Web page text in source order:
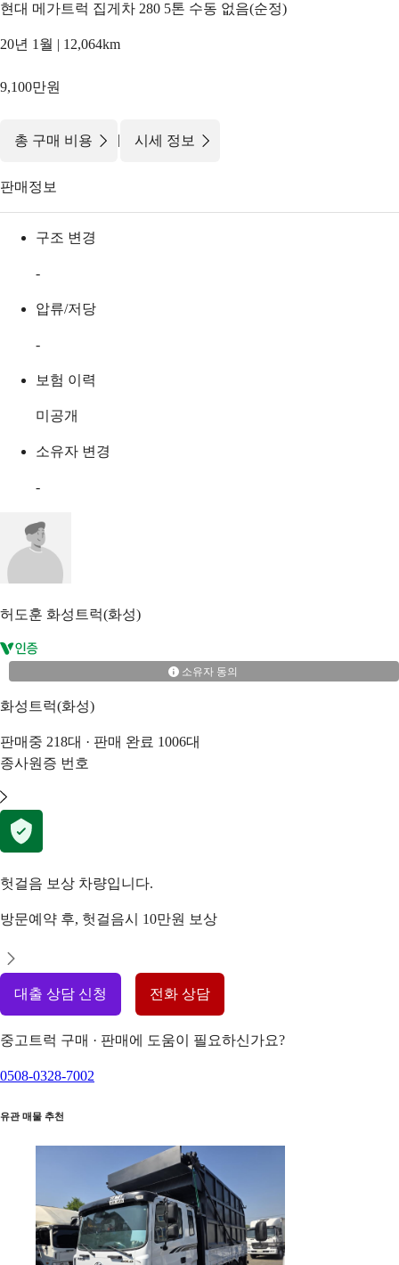
현대 메가트럭 집게차 280 5톤 수동 없음(순정)
20년 1월 | 12,064km
9,100만원
총 구매 비용 | 시세 정보
판매정보
구조 변경
-
압류/저당
-
보험 이력
미공개
소유자 변경
-
허도훈 화성트럭(화성)
소유자 동의
화성트럭(화성)
판매중 218대 · 판매 완료 1006대
종사원증 번호
헛걸음 보상 차량입니다.
방문예약 후, 헛걸음시 10만원 보상
대출 상담 신청 전화 상담
중고트럭 구매 · 판매에 도움이 필요하신가요?
0508-0328-7002
유관 매물 추천